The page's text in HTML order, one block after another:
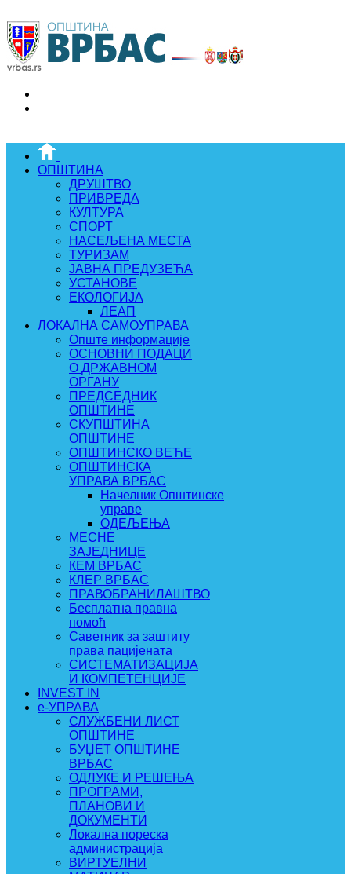
ОПШТИНА
ДРУШТВО
ПРИВРЕДА
КУЛТУРА
СПОРТ
НАСЕЉЕНА МЕСТА
ТУРИЗАМ
ЈАВНА ПРЕДУЗЕЋА
УСТАНОВЕ
ЕКОЛОГИЈА
ЛЕАП
ЛОКАЛНА САМОУПРАВА
Опште информације
ОСНОВНИ ПОДАЦИ
О ДРЖАВНОМ
ОРГАНУ
ПРЕДСЕДНИК
ОПШТИНЕ
СКУПШТИНА
ОПШТИНЕ
ОПШТИНСКО ВЕЋЕ
ОПШТИНСКА
УПРАВА ВРБАС
Начелник Општинске
управе
ОДЕЉЕЊА
МЕСНЕ
ЗАЈЕДНИЦЕ
КЕМ ВРБАС
КЛЕР ВРБАС
ПРАВОБРАНИЛАШТВО
Бесплатна правна
помоћ
Саветник за заштиту
права пацијената
СИСТЕМАТИЗАЦИЈА
И КОМПЕТЕНЦИЈЕ
INVEST IN
e-УПРАВА
СЛУЖБЕНИ ЛИСТ
ОПШТИНЕ
БУЏЕТ ОПШТИНЕ
ВРБАС
ОДЛУКЕ И РЕШЕЊА
ПРОГРАМИ,
ПЛАНОВИ И
ДОКУМЕНТИ
Локална пореска
администрација
ВИРТУЕЛНИ